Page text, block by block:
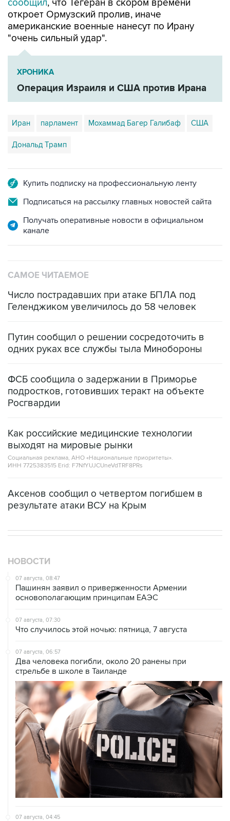
сообщил, что Тегеран в скором времени
откроет Ормузский пролив, иначе
американские военные нанесут по Ирану
"очень сильный удар".
ХРОНИКА
Операция Израиля и США против Ирана
Иран парламент Мохаммад Багер Галибаф США
Дональд Трамп
Купить подписку на профессиональную ленту
Подписаться на рассылку главных новостей сайта
Получать оперативные новости в официальном
канале
САМОЕ ЧИТАЕМОЕ
Число пострадавших при атаке БПЛА под
Геленджиком увеличилось до 58 человек
Путин сообщил о решении сосредоточить в
одних руках все службы тыла Минобороны
ФСБ сообщила о задержании в Приморье
подростков, готовивших теракт на объекте
Росгвардии
Как российские медицинские технологии
выходят на мировые рынки
Социальная реклама, АНО «Национальные приоритеты».
ИНН 7725383515 Erid: F7NfYUJCUneVdTRF8PRs
Аксенов сообщил о четвертом погибшем в
результате атаки ВСУ на Крым
НОВОСТИ
07 августа, 08:47
Пашинян заявил о приверженности Армении
основополагающим принципам ЕАЭС
07 августа, 07:30
Что случилось этой ночью: пятница, 7 августа
07 августа, 06:57
Два человека погибли, около 20 ранены при
стрельбе в школе в Таиланде
07 августа, 04:45